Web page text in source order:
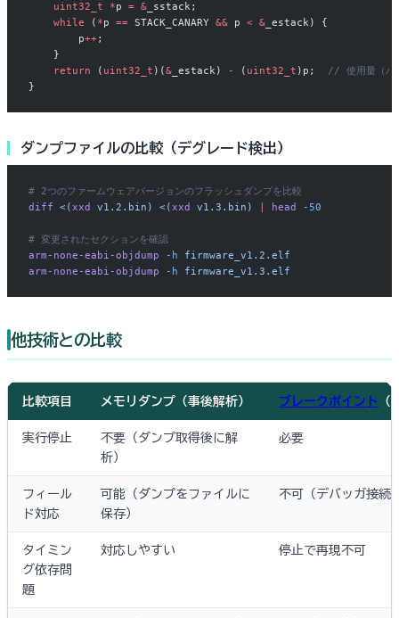
    uint32_t
*p = & _sstack;
    while
( *p == STACK_CANARY && p < & _estack) {
        p
++;
    }
    return
( uint32_t )( & _estack) - ( uint32_t )p;
// 使用量（バ
}
ダンプファイルの比較（デグレード検出）
# 2つのファームウェアバージョンのフラッシュダンプを比較
diff <( xxd v1.2.bin) <( xxd v1.3.bin) head -50
# 変更されたセクションを確認
arm-none-eabi-objdump -h firmware_v1.2.elf
arm-none-eabi-objdump -h firmware_v1.3.elf
他技術との比較
比較項目 メモリダンプ（事後解析） ブレークポイント （
実行停止
不要（ダンプ取得後に解
析）
必要
フィール
ド対応
可能（ダンプをファイルに
保存）
不可（デバッガ接続
タイミン
グ依存問
題
対応しやすい 停止で再現不可